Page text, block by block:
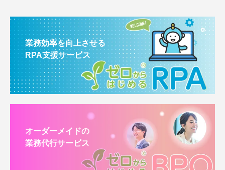
業務効率を向上させる
RPA支援サービス
オーダーメイドの
業務代行サービス